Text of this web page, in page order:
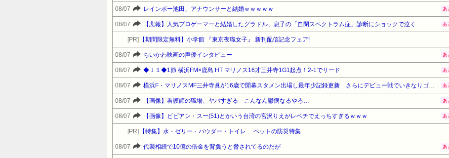
08/07 レインボー池田、アナウンサーと結婚ｗｗｗｗｗ あ
08/07 【悲報】人気プロゲーマーと結婚したグラドル、息子の「自閉スペクトラム症」診断にショックで泣く あ
[PR] 【期間限定無料】小学館 『東京夜職女子』 新刊配信記念フェア!
08/07 ちいかわ映画の声優インタビュー あ
08/07 ◆Ｊ１◆1節 横浜FM×鹿島 HT マリノス16才三井寺1G1起点！2-1でリード あ
08/07 横浜F・マリノスMF三井寺眞が16歳で開幕スタメン出場し最年少記録更新 さらにデビュー戦でいきなりゴール あ
08/07 【画像】看護師の職場、ヤバすぎる こんなん鬱病なるやろ… あ
08/07 【画像】ビビアン・スー(51)とかいう台湾の宮沢りえがレベチでえっちすぎるｗｗｗ あ
[PR] 【特集】水・ゼリー・パウダー・トイレ… ペットの防災特集
08/07 代襲相続で10億の借金を背負うと脅されてるのだが あ